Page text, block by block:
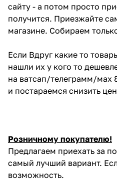
сайту - а потом просто
получится. Приезжайте
магазине. Собираем
Если Вдруг какие то
нашли их у кого то
на ватсап/телеграмм/мах
и постараемся снизить
Розничному покупателю!
Предлагаем приехать за
самый лучший вариант.
возможность.